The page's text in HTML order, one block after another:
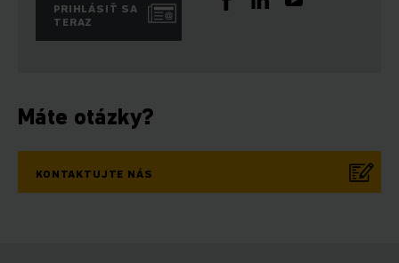
PRIHLÁSIŤ SA
TERAZ
Máte otázky?
KONTAKTUJTE NÁS